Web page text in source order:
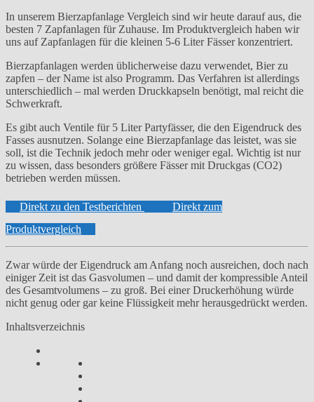
In unserem Bierzapfanlage Vergleich sind wir heute darauf aus, die
besten 7 Zapfanlagen für Zuhause. Im Produktvergleich haben wir
uns auf Zapfanlagen für die kleinen 5-6 Liter Fässer konzentriert.
Bierzapfanlagen werden üblicherweise dazu verwendet, Bier zu
zapfen – der Name ist also Programm. Das Verfahren ist allerdings
unterschiedlich – mal werden Druckkapseln benötigt, mal reicht die
Schwerkraft.
Es gibt auch Ventile für 5 Liter Partyfässer, die den Eigendruck des
Fasses ausnutzen. Solange eine Bierzapfanlage das leistet, was sie
soll, ist die Technik jedoch mehr oder weniger egal. Wichtig ist nur
zu wissen, dass besonders größere Fässer mit Druckgas (CO2)
betrieben werden müssen.
Direkt zu den Testberichten
Direkt zum
Produktvergleich
Zwar würde der Eigendruck am Anfang noch ausreichen, doch nach
einiger Zeit ist das Gasvolumen – und damit der kompressible Anteil
des Gesamtvolumens – zu groß. Bei einer Druckerhöhung würde
nicht genug oder gar keine Flüssigkeit mehr herausgedrückt werden.
Inhaltsverzeichnis